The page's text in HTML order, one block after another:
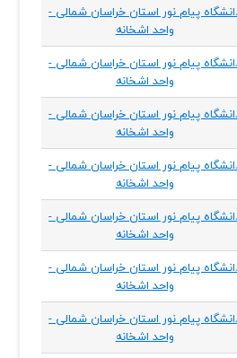
پیام نور استان خراسان شمالی -
واحد اشخانه
پیام نور استان خراسان شمالی -
واحد اشخانه
پیام نور استان خراسان شمالی -
واحد اشخانه
پیام نور استان خراسان شمالی -
واحد اشخانه
پیام نور استان خراسان شمالی -
واحد اشخانه
پیام نور استان خراسان شمالی -
واحد اشخانه
پیام نور استان خراسان شمالی -
واحد اشخانه